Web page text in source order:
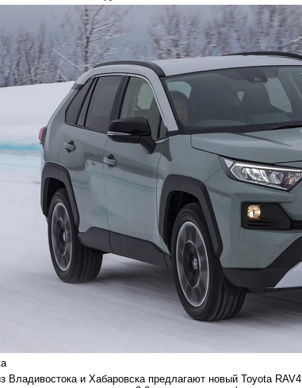
Владивостока и Хабаровска предлагают новый Toyota